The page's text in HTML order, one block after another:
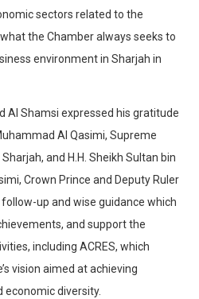
sectors related to the
the Chamber always seeks to
environment in Sharjah in
Al Shamsi expressed his gratitude
Al Qasimi, Supreme
and H.H. Sheikh Sultan bin
Crown Prince and Deputy Ruler
up and wise guidance which
and support the
including ACRES, which
vision aimed at achieving
economic diversity.